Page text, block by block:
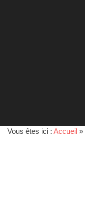
Vous êtes ici : Accueil »